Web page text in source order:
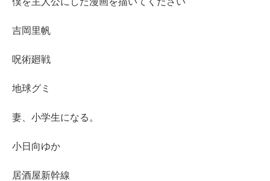
吉岡里帆
呪術廻戦
地球グミ
妻、小学生になる。
小日向ゆか
居酒屋新幹線